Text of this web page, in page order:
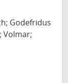
Godefridus
Volmar;